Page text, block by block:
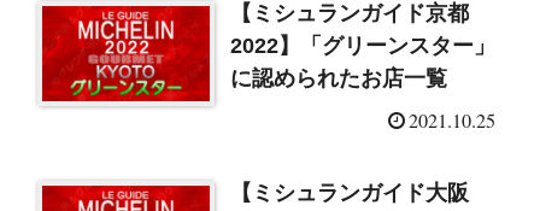
【ミシュランガイド京都
2022】「グリーンスター」
に認められたお店一覧
2021.10.25
【ミシュランガイド大阪